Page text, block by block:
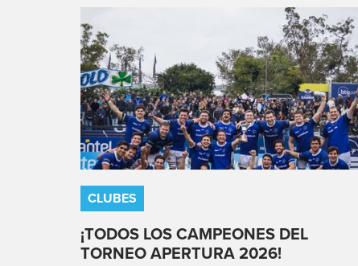
CLUBES
¡TODOS LOS CAMPEONES DEL
TORNEO APERTURA 2026!